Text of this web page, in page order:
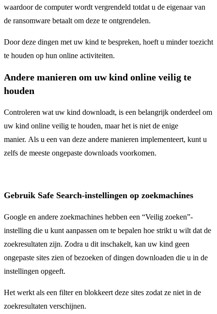
waardoor de computer wordt vergrendeld totdat u de eigenaar van
de ransomware betaalt om deze te ontgrendelen.
Door deze dingen met uw kind te bespreken, hoeft u minder toezicht
te houden op hun online activiteiten.
Andere manieren om uw kind online veilig te
houden
Controleren wat uw kind downloadt, is een belangrijk onderdeel om
uw kind online veilig te houden, maar het is niet de enige
manier. Als u een van deze andere manieren implementeert, kunt u
zelfs de meeste ongepaste downloads voorkomen.
Gebruik Safe Search-instellingen op zoekmachines
Google en andere zoekmachines hebben een “Veilig zoeken”-
instelling die u kunt aanpassen om te bepalen hoe strikt u wilt dat de
zoekresultaten zijn. Zodra u dit inschakelt, kan uw kind geen
ongepaste sites zien of bezoeken of dingen downloaden die u in de
instellingen opgeeft.
Het werkt als een filter en blokkeert deze sites zodat ze niet in de
zoekresultaten verschijnen.